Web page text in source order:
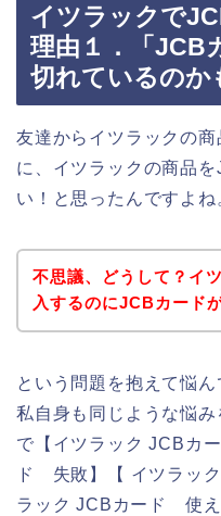
イツラックで
理由１．「JCB
切れているのか
友達からイツラックの
に、イツラックの商品
い！と思ったんですよね
不思議、どうして？イ
入するのにJCBカード
という問題を抱えて悩
私自身も同じような悩
で【イツラック JCBカ
ド 失敗】【 イツラッ
ラック JCBカード 使え